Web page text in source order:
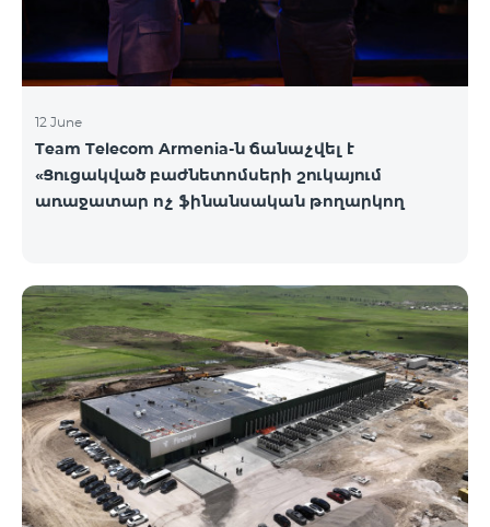
12 June
Team Telecom Armenia-ն ճանաչվել է
«Ցուցակված բաժնետոմսերի շուկայում
առաջատար ոչ ֆինանսական թողարկող